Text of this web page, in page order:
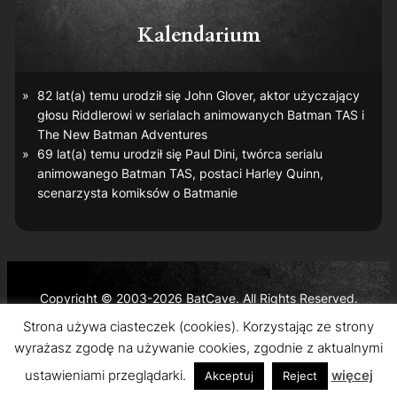
Kalendarium
82 lat(a) temu urodził się John Glover, aktor użyczający
głosu Riddlerowi w serialach animowanych Batman TAS i
The New Batman Adventures
69 lat(a) temu urodził się Paul Dini, twórca serialu
animowanego Batman TAS, postaci Harley Quinn,
scenarzysta komiksów o Batmanie
Copyright © 2003-2026 BatCave. All Rights Reserved.
Batman and all related characters and elements are the
trademarks of © DC Comics and Warner Bros. Entertainment
Inc.
Strona używa ciasteczek (cookies). Korzystając ze strony
wyrażasz zgodę na używanie cookies, zgodnie z aktualnymi
ustawieniami przeglądarki.
Akceptuj Reject więcej